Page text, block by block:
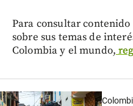
Para consultar
sobre sus temas de
Colombia y el mundo,